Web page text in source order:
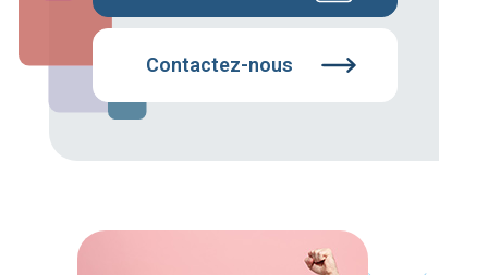
Contactez-nous